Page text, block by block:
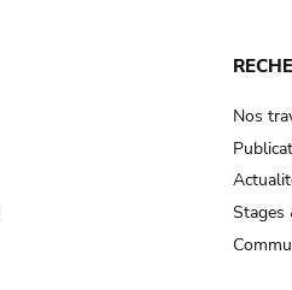
Nos
Stages